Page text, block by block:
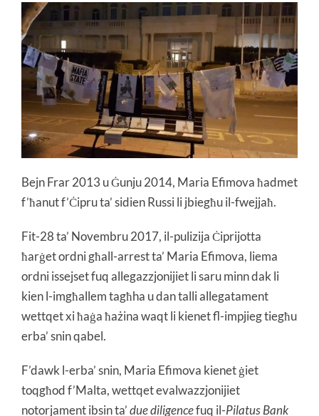
Bejn Frar 2013 u Ġunju 2014, Maria Efimova ħadmet
f’ħanut f’Ċipru ta’ sidien Russi li jbiegħu il-fwejjaħ.
Fit-28 ta’ Novembru 2017, il-pulizija Ċiprijotta
ħarġet ordni għall-arrest ta’ Maria Efimova, liema
ordni issejset fuq allegazzjonijiet li saru minn dak li
kien l-imgħallem tagħha u dan talli allegatament
wettqet xi ħaġa ħażina waqt li kienet fl-impjieg tiegħu
erba’ snin qabel.
F’dawk l-erba’ snin, Maria Efimova kienet ġiet
toqgħod f’Malta, wettqet evalwazzjonijiet
notorjament ibsin ta’due diligencefuq il-PilatusBank